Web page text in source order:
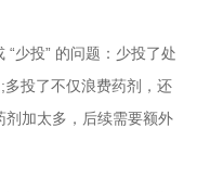
“少投” 的问题：少投了处
投了不仅浪费药剂，还
加太多，后续需要额外